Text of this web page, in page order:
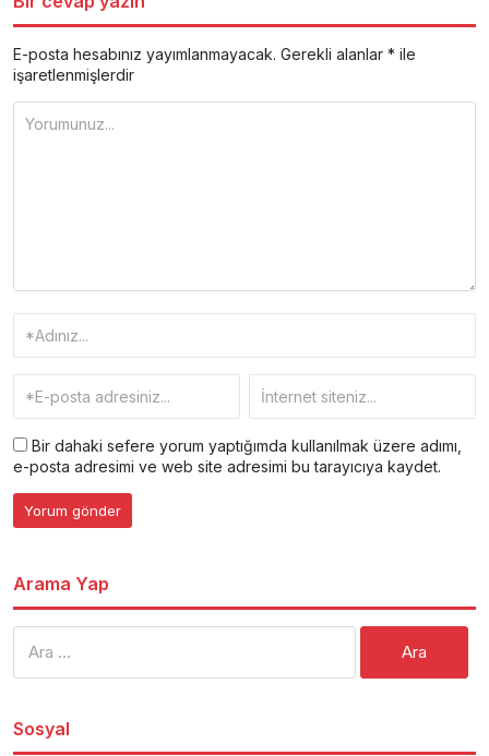
E-posta hesabınız yayımlanmayacak. Gerekli alanlar * ile
işaretlenmişlerdir
Bir dahaki sefere yorum yaptığımda kullanılmak üzere adımı,
e-posta adresimi ve web site adresimi bu tarayıcıya kaydet.
Arama Yap
Sosyal